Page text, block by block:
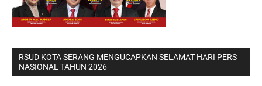
RSUD KOTA SERANG MENGUCAPKAN SELAMAT HARI PERS
NASIONAL TAHUN 2026